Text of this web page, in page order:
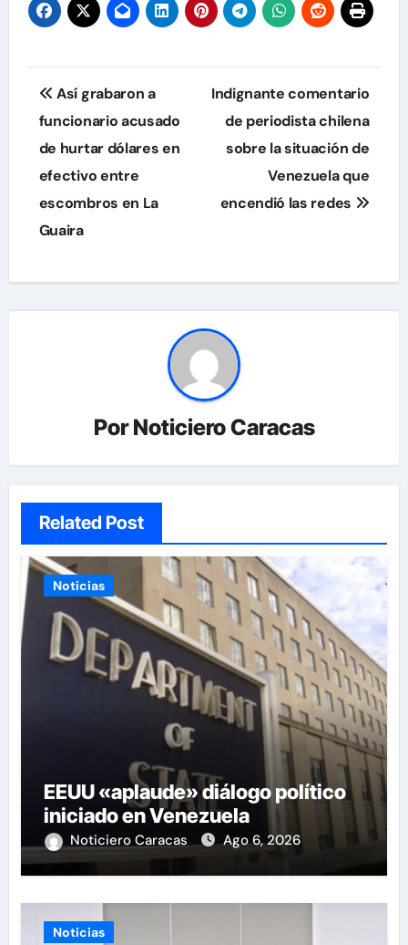
Navegación
de
entradas
Así grabaron a
funcionario acusado
de hurtar dólares en
efectivo entre
escombros en La
Guaira
Indignante comentario
de periodista chilena
sobre la situación de
Venezuela que
encendió las redes
PorNoticiero Caracas
Related Post
Noticias
EEUU «aplaude» diálogo político
iniciado en Venezuela
Noticiero Caracas Ago 6, 2026
Noticias